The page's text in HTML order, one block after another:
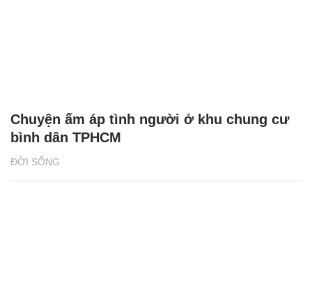
ĐỜI SỐNG
Chuyện ấm áp tình người ở khu chung cư
bình dân TPHCM